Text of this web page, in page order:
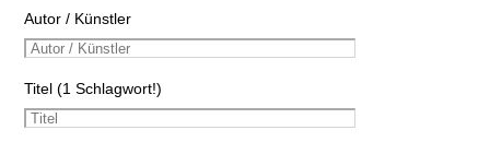
Autor / Künstler
Titel (1 Schlagwort!)